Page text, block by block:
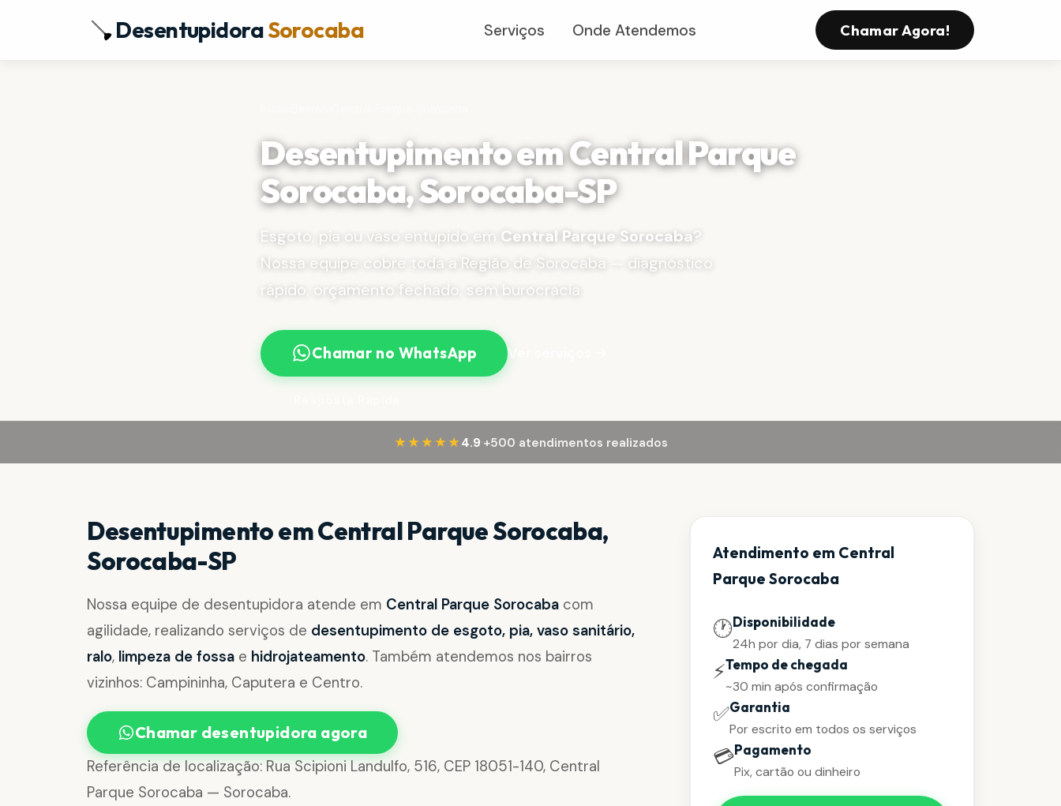
DesentupidoraSorocaba Serviços Onde Atendemos Chamar Agora!
Desentupimento em Central Parque
Sorocaba, Sorocaba-SP
Esgoto, pia ou vaso entupido em Central Parque Sorocaba?
Nossa equipe cobre toda a Região de Sorocaba — diagnóstico
rápido, orçamento fechado, sem burocracia.
Chamar no WhatsApp Ver serviços →
★★★★★ 4.9·+500 atendimentos realizados
Desentupimento em Central Parque Sorocaba,
Sorocaba-SP
Nossa equipe de desentupidora atende em Central Parque Sorocaba com
agilidade, realizando serviços de desentupimento de esgoto, pia, vaso sanitário,
ralo, limpeza de fossa e hidrojateamento. Também atendemos nos bairros
vizinhos: Campininha, Caputera e Centro.
Chamar desentupidora agora
Referência de localização: Rua Scipioni Landulfo, 516, CEP 18051-140, Central
Parque Sorocaba — Sorocaba.
Atendimento em Central
Parque Sorocaba
🕐Disponibilidade
24h por dia, 7 dias por semana
⚡Tempo de chegada
~30 min após confirmação
✅Garantia
Por escrito em todos os serviços
💳Pagamento
Pix, cartão ou dinheiro